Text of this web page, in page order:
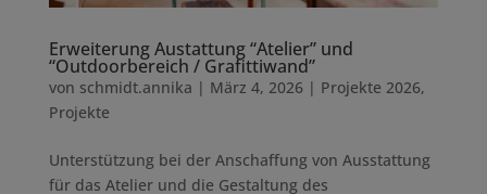
Erweiterung Austattung “Atelier” und
“Outdoorbereich / Grafittiwand”
von schmidt.annika | März 4, 2026| Projekte 2026,
Projekte
Unterstützung bei der Anschaffung von Ausstattung
für das Atelier und die Gestaltung des